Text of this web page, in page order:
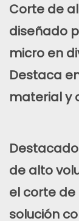
Corte de
diseñado
micro en
Destaca
material y
de alto
el corte
solución